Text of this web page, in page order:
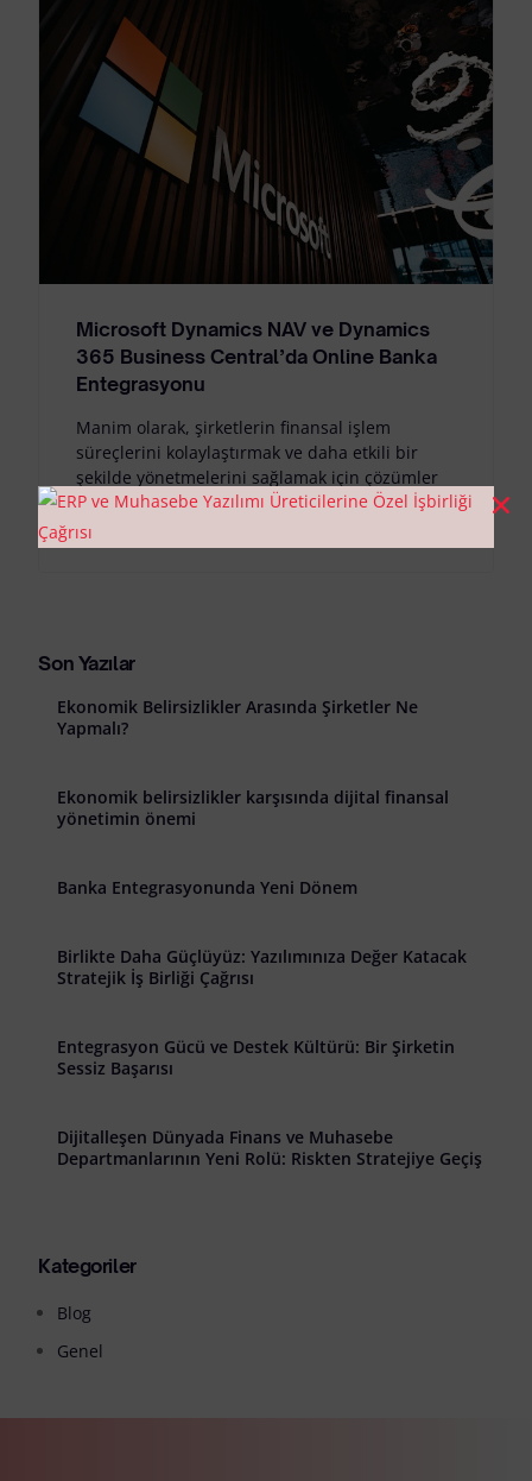
Microsoft Dynamics NAV ve Dynamics
365 Business Central’da Online Banka
Entegrasyonu
Manim olarak, şirketlerin finansal işlem
süreçlerini kolaylaştırmak ve daha etkili bir
şekilde yönetmelerini sağlamak için çözümler
sunuyoruz. Finansal teknolojilere yenilikçi bir
bakışla […]
Son Yazılar
Ekonomik Belirsizlikler Arasında Şirketler Ne
Yapmalı?
Ekonomik belirsizlikler karşısında dijital finansal
yönetimin önemi
Banka Entegrasyonunda Yeni Dönem
Birlikte Daha Güçlüyüz: Yazılımınıza Değer Katacak
Stratejik İş Birliği Çağrısı
Entegrasyon Gücü ve Destek Kültürü: Bir Şirketin
Sessiz Başarısı
Dijitalleşen Dünyada Finans ve Muhasebe
Departmanlarının Yeni Rolü: Riskten Stratejiye Geçiş
Kategoriler
Blog
Genel